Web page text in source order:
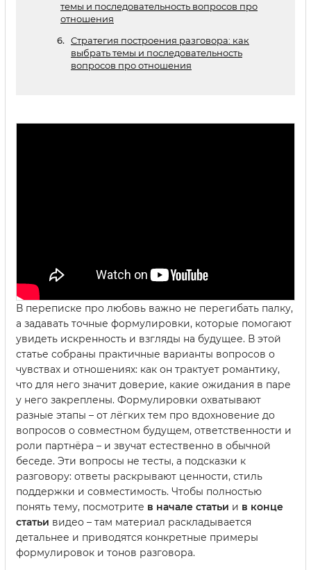
темы и последовательность вопросов про
отношения
Стратегия построения разговора: как
выбрать темы и последовательность
вопросов про отношения
В переписке про любовь важно не перегибать палку,
а задавать точные формулировки, которые помогают
увидеть искренность и взгляды на будущее. В этой
статье собраны практичные варианты вопросов о
чувствах и отношениях: как он трактует романтику,
что для него значит доверие, какие ожидания в паре
у него закреплены. Формулировки охватывают
разные этапы – от лёгких тем про вдохновение до
вопросов о совместном будущем, ответственности и
роли партнёра – и звучат естественно в обычной
беседе. Эти вопросы не тесты, а подсказки к
разговору: ответы раскрывают ценности, стиль
поддержки и совместимость. Чтобы полностью
понять тему, посмотрите в начале статьи и в конце
статьи видео – там материал раскладывается
детальнее и приводятся конкретные примеры
формулировок и тонов разговора.